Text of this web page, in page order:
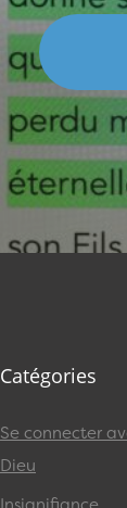
Catégories
Se connecter
Dieu